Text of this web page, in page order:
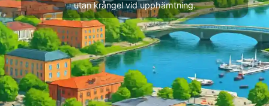
utan krångel vid upphämtning.